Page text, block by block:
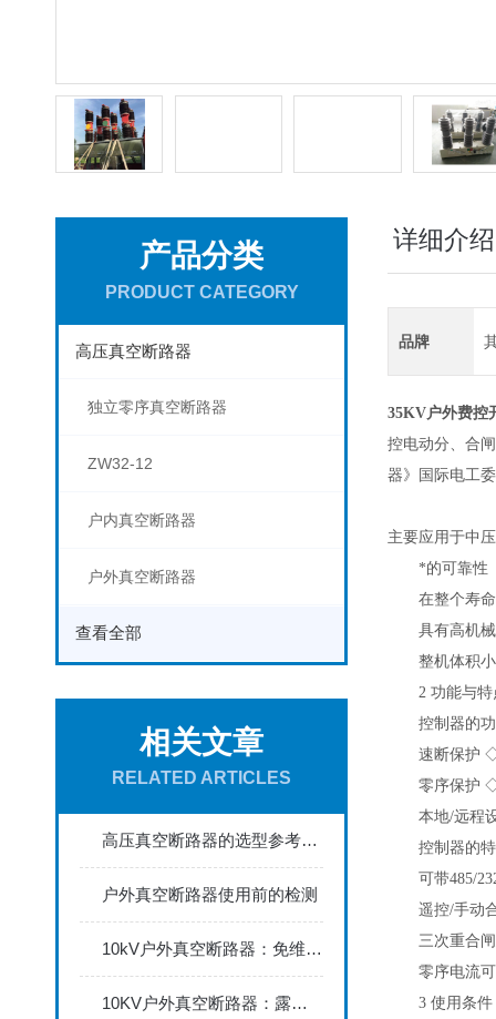
产品分类
PRODUCT CATEGORY
高压真空断路器
独立零序真空断路器
ZW32-12
户内真空断路器
户外真空断路器
查看全部
相关文章
RELATED ARTICLES
高压真空断路器的选型参考了解下呢
户外真空断路器使用前的检测
10kV户外真空断路器：免维护设计，适配电网架空线路分合闸
10KV户外真空断路器：露天用不怕风吹雨打，配电线路断电合闸超可靠
详细介绍
品牌
35KV户外费控
控电动分、合
器》国际电工
主要应用于中
*的可靠性
在整个寿命
具有高机械
整机体积小
2 功能与特
控制器的功
速断保护 ◇
零序保护 ◇
本地/远程设
控制器的特
可带485/232
遥控/手动合
三次重合闸
零序电流可
3 使用条件